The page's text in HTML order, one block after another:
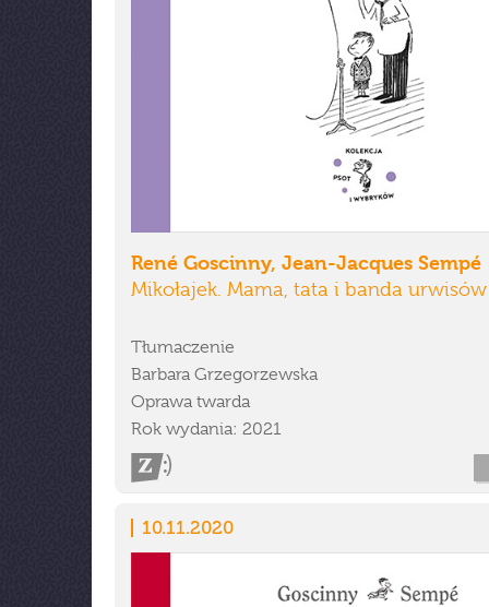
René Goscinny, Jean-Jacques Sempé
Mikołajek. Mama, tata i banda urwisów
Tłumaczenie
Barbara Grzegorzewska
Oprawa twarda
Rok wydania: 2021
10.11.2020